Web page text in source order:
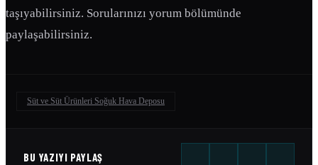
taşıyabilirsiniz. Sorularınızı yorum bölümünde
paylaşabilirsiniz.
Süt ve Süt Ürünleri Soğuk Hava Deposu
BU YAZIYI PAYLAŞ